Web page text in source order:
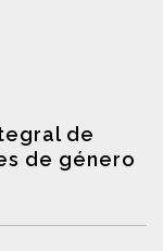
de
de género